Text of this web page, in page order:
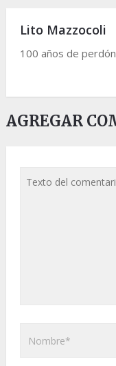
Lito Mazzocoli
100 años de
AGREGAR